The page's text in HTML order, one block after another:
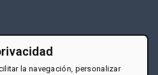
la navegación, personalizar